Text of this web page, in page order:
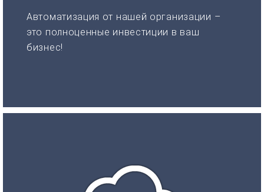
Автоматизация от нашей организации –
это полноценные инвестиции в ваш
бизнес!